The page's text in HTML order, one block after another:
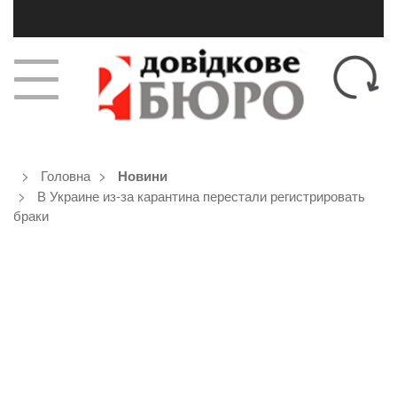
Головна
Новини
В Украине из-за карантина перестали регистрировать
браки